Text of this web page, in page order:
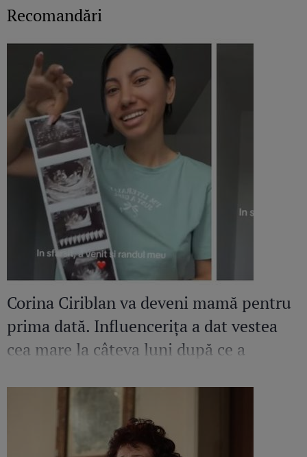
Recomandări
Corina Ciriblan va deveni mamă pentru
prima dată. Influencerița a dat vestea
cea mare la câteva luni după ce a